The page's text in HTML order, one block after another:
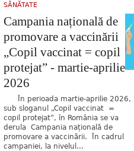
SĂNĂTATE
Campania națională de
promovare a vaccinării
„Copil vaccinat = copil
protejat” - martie-aprilie
2026
În perioada martie-aprilie 2026,
sub sloganul „Copil vaccinat =
copil protejat”, în România se va
derula Campania națională de
promovare a vaccinării. În cadrul
campaniei, la nivelul...